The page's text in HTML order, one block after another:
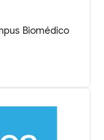
Biomédico